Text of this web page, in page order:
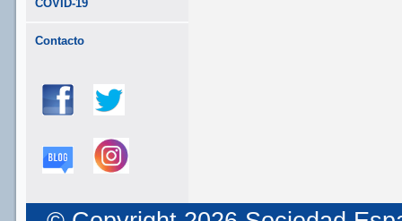
COVID-19
Contacto